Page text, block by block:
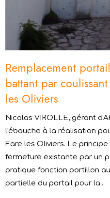
Remplacement
battant par
les Oliviers
Nicolas VIROLLE, gérant
l'ébauche à la réalisation
Fare les Oliviers. Le
fermeture existante par un
pratique fonction portillon
partielle du portail pour la...